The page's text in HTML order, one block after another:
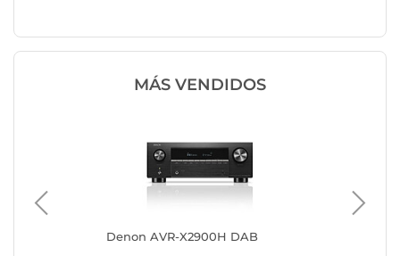
MÁS VENDIDOS
Denon AVR-X2900H DAB